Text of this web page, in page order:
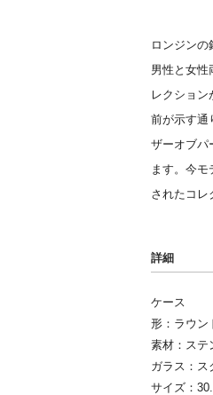
ロンジンの
男性と女性
レクション
前が示す通
ザーオブパ
ます。今
されたコレ
詳細
ケース
形：ラウン
素材：ステ
ガラス：ス
サイズ：